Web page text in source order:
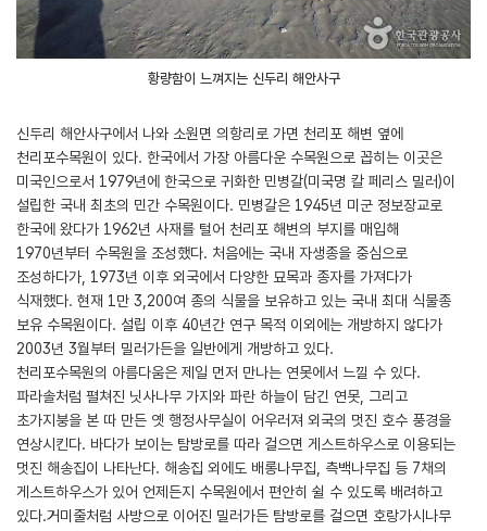
황량함이 느껴지는 신두리 해안사구
신두리 해안사구에서 나와 소원면 의항리로 가면 천리포 해변 옆에
천리포수목원이 있다. 한국에서 가장 아름다운 수목원으로 꼽히는 이곳은
미국인으로서 1979년에 한국으로 귀화한 민병갈(미국명 칼 페리스 밀러)이
설립한 국내 최초의 민간 수목원이다. 민병갈은 1945년 미군 정보장교로
한국에 왔다가 1962년 사재를 털어 천리포 해변의 부지를 매입해
1970년부터 수목원을 조성했다. 처음에는 국내 자생종을 중심으로
조성하다가, 1973년 이후 외국에서 다양한 묘목과 종자를 가져다가
식재했다. 현재 1만 3,200여 종의 식물을 보유하고 있는 국내 최대 식물종
보유 수목원이다. 설립 이후 40년간 연구 목적 이외에는 개방하지 않다가
2003년 3월부터 밀러가든을 일반에게 개방하고 있다.
천리포수목원의 아름다움은 제일 먼저 만나는 연못에서 느낄 수 있다.
파라솔처럼 펼쳐진 닛사나무 가지와 파란 하늘이 담긴 연못, 그리고
초가지붕을 본 따 만든 옛 행정사무실이 어우러져 외국의 멋진 호수 풍경을
연상시킨다. 바다가 보이는 탐방로를 따라 걸으면 게스트하우스로 이용되는
멋진 해송집이 나타난다. 해송집 외에도 배롱나무집, 측백나무집 등 7채의
게스트하우스가 있어 언제든지 수목원에서 편안히 쉴 수 있도록 배려하고
있다.거미줄처럼 사방으로 이어진 밀러가든 탐방로를 걸으면 호랑가시나무